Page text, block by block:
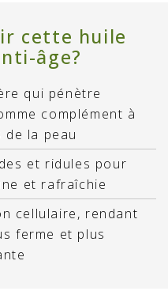
cette huile
âge?
qui pénètre
complément à
la peau
et ridules pour
et rafraîchie
cellulaire, rendant
ferme et plus